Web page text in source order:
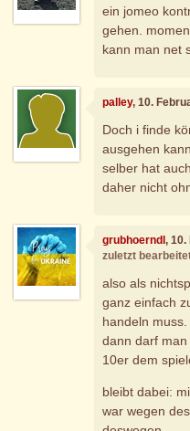
ein jomeo
gehen.
kann man net
palley, 10.
Doch i finde
ausgehen
selber hat
daher nicht
grubhoerndl, 10.
zuletzt
also als
ganz einfach
handeln
dann darf
10er dem
bleibt dabei:
war wegen